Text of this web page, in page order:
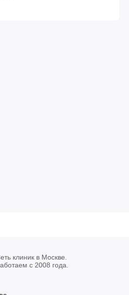
клиник в Москве.
с 2008 года.